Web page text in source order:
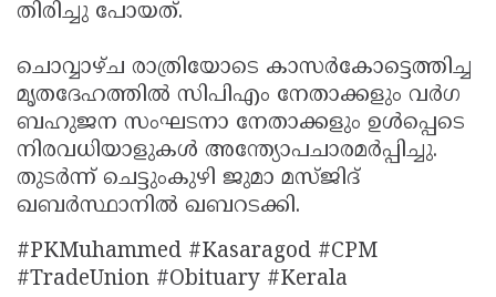
തിരിച്ചു പോയത്‌.
ചൊവ്വാഴ്ച രാത്രിയോടെ കാസർകോട്ടെത്തിച്ച
മൃതദേഹത്തിൽ സിപിഎം നേതാക്കളും വർഗ
ബഹുജന സംഘടനാ നേതാക്കളും ഉൾപ്പെടെ
നിരവധിയാളുകൾ അന്ത്യോപചാരമർപ്പിച്ചു.
തുടർന്ന്‌ ചെട്ടുംകുഴി ജുമാ മസ്‌ജിദ്‌
ഖബർസ്ഥാനിൽ ഖബറടക്കി.
#PKMuhammed #Kasaragod #CPM
#TradeUnion #Obituary #Kerala